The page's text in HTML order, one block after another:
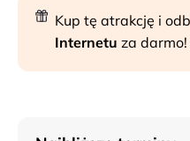
Kup tę atrakcję i
Internetu za darmo!